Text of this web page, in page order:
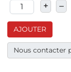
+ –
AJOUTER
Nous contacter